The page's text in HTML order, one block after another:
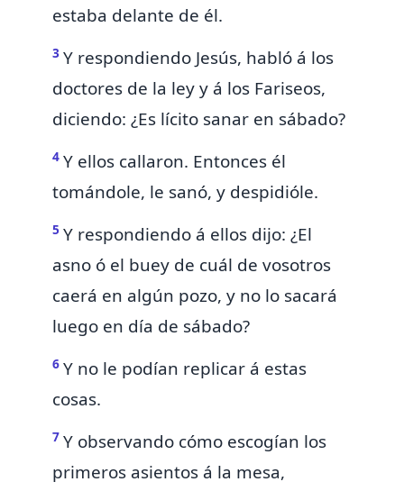
estaba delante de él.
3 Y respondiendo Jesús, habló á los
doctores de la ley y á los Fariseos,
diciendo: ¿Es lícito sanar en sábado?
4 Y ellos callaron. Entonces él
tomándole, le sanó, y despidióle.
5 Y respondiendo á ellos dijo: ¿El
asno ó el buey de cuál de vosotros
caerá en algún pozo, y no lo sacará
luego en día de sábado?
6 Y no le podían replicar á estas
cosas.
7 Y observando cómo escogían los
primeros asientos á la mesa,